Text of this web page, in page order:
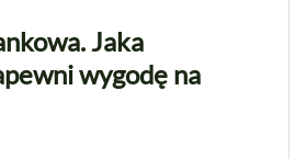
Jaka
wygodę na